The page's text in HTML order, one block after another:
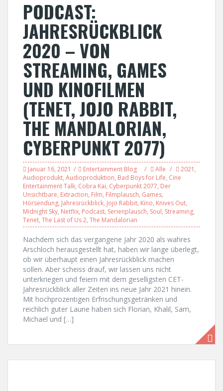
PODCAST:
JAHRESRÜCKBLICK
2020 – VON
STREAMING, GAMES
UND KINOFILMEN
(TENET, JOJO RABBIT,
THE MANDALORIAN,
CYBERPUNKT 2077)
Januar 16, 2021 Entertainment Blog Alle 2021 ,
Audioprodukt, Audioproduktion, Bad Boys for Life, Cine
Entertainment Talk, Cobra Kai, Cyberpunkt 2077, Der
Unsichtbare, Extraction, Film, Filmplausch, Games,
Hörsendung, Jahresrückblick, Jojo Rabbit, Kino, Knives Out,
Midnight Sky, Netflix, Podcast, Serienplausch, Soul, Streaming,
Tenet, The Last of Us 2, The Mandalorian
Nachdem sich das vergangene Jahr 2020 als wahres
Arschloch herausgestellt hat, haben wir lange überlegt,
ob wir überhaupt einen Jahresrückblick machen
sollen. Aber scheiss drauf, wir lassen uns nicht
unterkriegen und feiern mit dem geselligsten CET-
Jahresrückblick aller Zeiten ins neue Jahr 2021 hinein.
Mit hochprozentigen Erfrischungsgetränken und
reichlich guter Laune haben sich Florian, Khalil, Sam,
Michael und […]